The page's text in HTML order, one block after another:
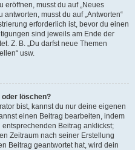
eröffnen, musst du auf „Neues
musst du auf „Antworten“
erforderlich ist, bevor du einen
sind jeweils am Ende der
Z. B. „Du darfst neue Themen
usw.
oder löschen?
bist, kannst du nur deine eigenen
einen Beitrag bearbeiten, indem
entsprechenden Beitrag anklickst;
Zeitraum nach seiner Erstellung
Beitrag geantwortet hat, wird dein